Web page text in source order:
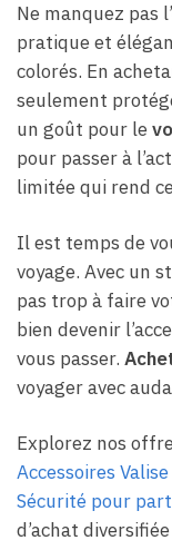
Ne manquez pas
pratique et
colorés. En
seulement
un goût pour le
pour passer à
limitée qui rend
Il est temps de
voyage. Avec un
pas trop à faire
bien devenir
vous passer.
voyager avec
Explorez nos
Accessoires
Sécurité pour
d’achat